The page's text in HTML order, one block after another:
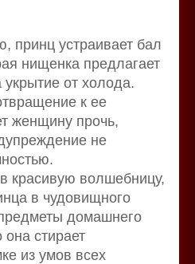
принц устраивает бал
нищенка предлагает
от холода.
к ее
женщину прочь,
не
красивую волшебницу,
в чудовищного
домашнего
она стирает
из умов всех